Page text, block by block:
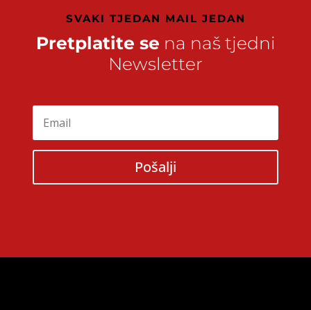
SVAKI TJEDAN MAIL JEDAN
Pretplatite se na naš tjedni
Newsletter
Pošalji